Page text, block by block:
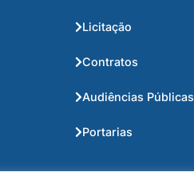
Licitação
Contratos
Audiências Públicas
Portarias